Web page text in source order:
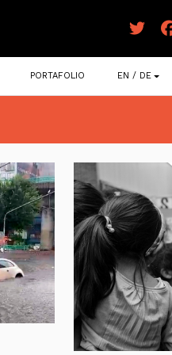
PORTAFOLIO EN / DE